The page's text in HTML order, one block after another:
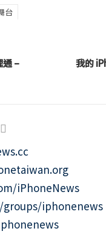
台
通 –
我的
iPhoneNews
iphonenews